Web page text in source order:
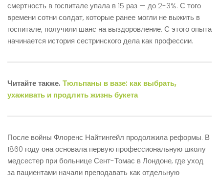
смертность в госпитале упала в 15 раз — до 2-3%. С того
времени сотни солдат, которые ранее могли не выжить в
госпитале, получили шанс на выздоровление. С этого опыта
начинается история сестринского дела как профессии.
Читайте также. Тюльпаны в вазе: как выбрать,
ухаживать и продлить жизнь букета
После войны Флоренс Найтингейл продолжила реформы. В
1860 году она основала первую профессиональную школу
медсестер при больнице Сент-Томас в Лондоне, где уход
за пациентами начали преподавать как отдельную